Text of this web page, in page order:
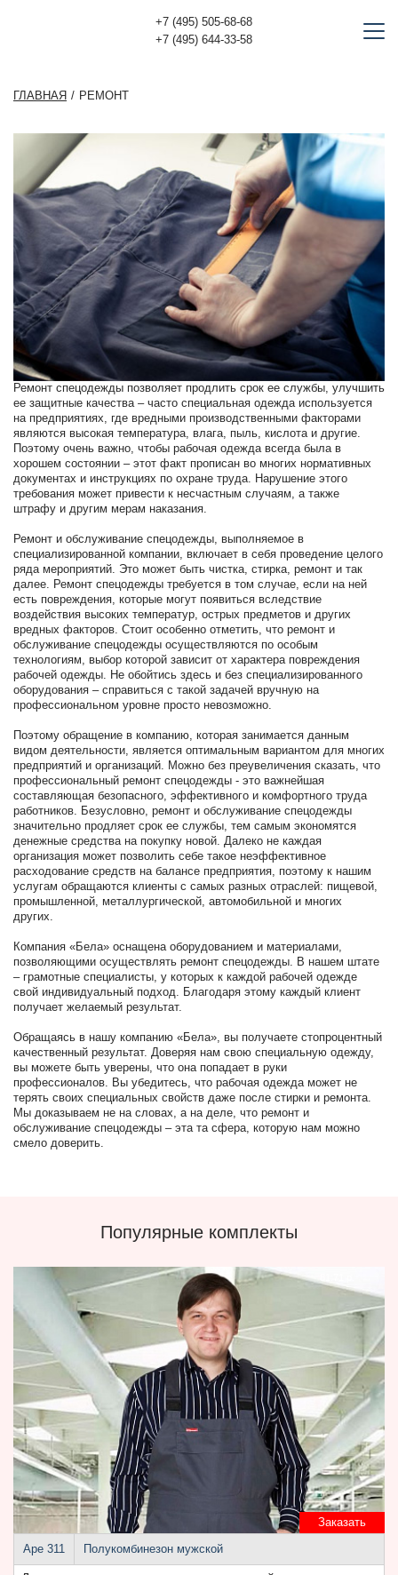
+7 (495) 505-68-68
+7 (495) 644-33-58
ГЛАВНАЯ РЕМОНТ
Ремонт спецодежды позволяет продлить срок ее службы, улучшить
ее защитные качества – часто специальная одежда используется
на предприятиях, где вредными производственными факторами
являются высокая температура, влага, пыль, кислота и другие.
Поэтому очень важно, чтобы рабочая одежда всегда была в
хорошем состоянии – этот факт прописан во многих нормативных
документах и инструкциях по охране труда. Нарушение этого
требования может привести к несчастным случаям, а также
штрафу и другим мерам наказания.
Ремонт и обслуживание спецодежды, выполняемое в
специализированной компании, включает в себя проведение целого
ряда мероприятий. Это может быть чистка, стирка, ремонт и так
далее. Ремонт спецодежды требуется в том случае, если на ней
есть повреждения, которые могут появиться вследствие
воздействия высоких температур, острых предметов и других
вредных факторов. Стоит особенно отметить, что ремонт и
обслуживание спецодежды осуществляются по особым
технологиям, выбор которой зависит от характера повреждения
рабочей одежды. Не обойтись здесь и без специализированного
оборудования – справиться с такой задачей вручную на
профессиональном уровне просто невозможно.
Поэтому обращение в компанию, которая занимается данным
видом деятельности, является оптимальным вариантом для многих
предприятий и организаций. Можно без преувеличения сказать, что
профессиональный ремонт спецодежды - это важнейшая
составляющая безопасного, эффективного и комфортного труда
работников. Безусловно, ремонт и обслуживание спецодежды
значительно продляет срок ее службы, тем самым экономятся
денежные средства на покупку новой. Далеко не каждая
организация может позволить себе такое неэффективное
расходование средств на балансе предприятия, поэтому к нашим
услугам обращаются клиенты с самых разных отраслей: пищевой,
промышленной, металлургической, автомобильной и многих
других.
Компания «Бела» оснащена оборудованием и материалами,
позволяющими осуществлять ремонт спецодежды. В нашем штате
– грамотные специалисты, у которых к каждой рабочей одежде
свой индивидуальный подход. Благодаря этому каждый клиент
получает желаемый результат.
Обращаясь в нашу компанию «Бела», вы получаете стопроцентный
качественный результат. Доверяя нам свою специальную одежду,
вы можете быть уверены, что она попадает в руки
профессионалов. Вы убедитесь, что рабочая одежда может не
терять своих специальных свойств даже после стирки и ремонта.
Мы доказываем не на словах, а на деле, что ремонт и
обслуживание спецодежды – эта та сфера, которую нам можно
смело доверить.
Популярные комплекты
Заказать
Аре 311 Полукомбинезон мужской